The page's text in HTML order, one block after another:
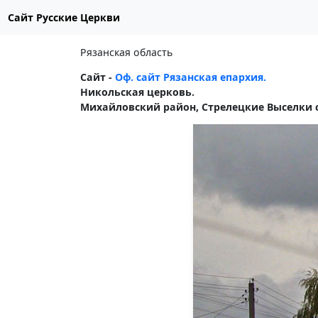
Сайт Русские Церкви
Рязанская область
Сайт - Оф. сайт Рязанская епархия.
Никольская церковь.
Михайловский район, Стрелецкие Выселки